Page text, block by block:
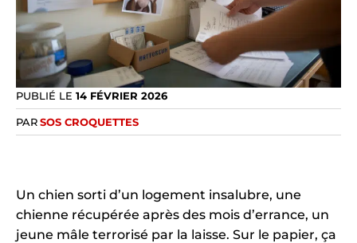
PUBLIÉ LE 14 FÉVRIER 2026
PARSOS CROQUETTES
Un chien sorti d’un logement insalubre, une
chienne récupérée après des mois d’errance, un
jeune mâle terrorisé par la laisse. Sur le papier, ça